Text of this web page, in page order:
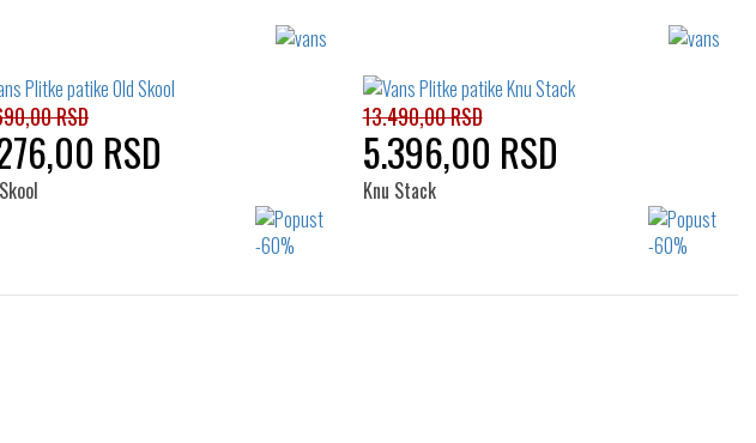
RSD
RSD
13.490,00 RSD
5.396,00 RSD
Knu Stack